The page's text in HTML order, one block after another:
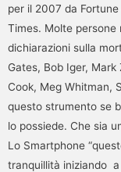
per il 2007 da Fortune
Times. Molte
dichiarazioni sulla
Gates, Bob Iger,
Cook, Meg Whitman,
questo strumento se
lo possiede. Che sia
Lo Smartphone
tranquillità iniziando